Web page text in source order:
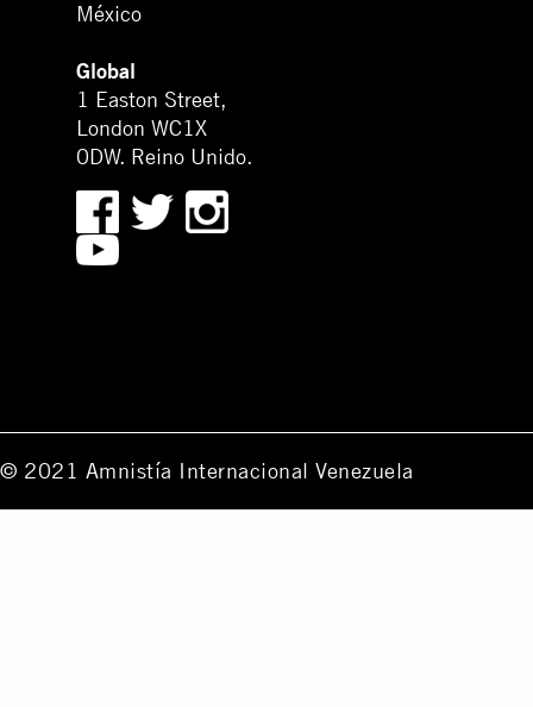
México
Global
1 Easton Street,
London WC1X
0DW. Reino Unido.
© 2021 Amnistía Internacional Venezuela